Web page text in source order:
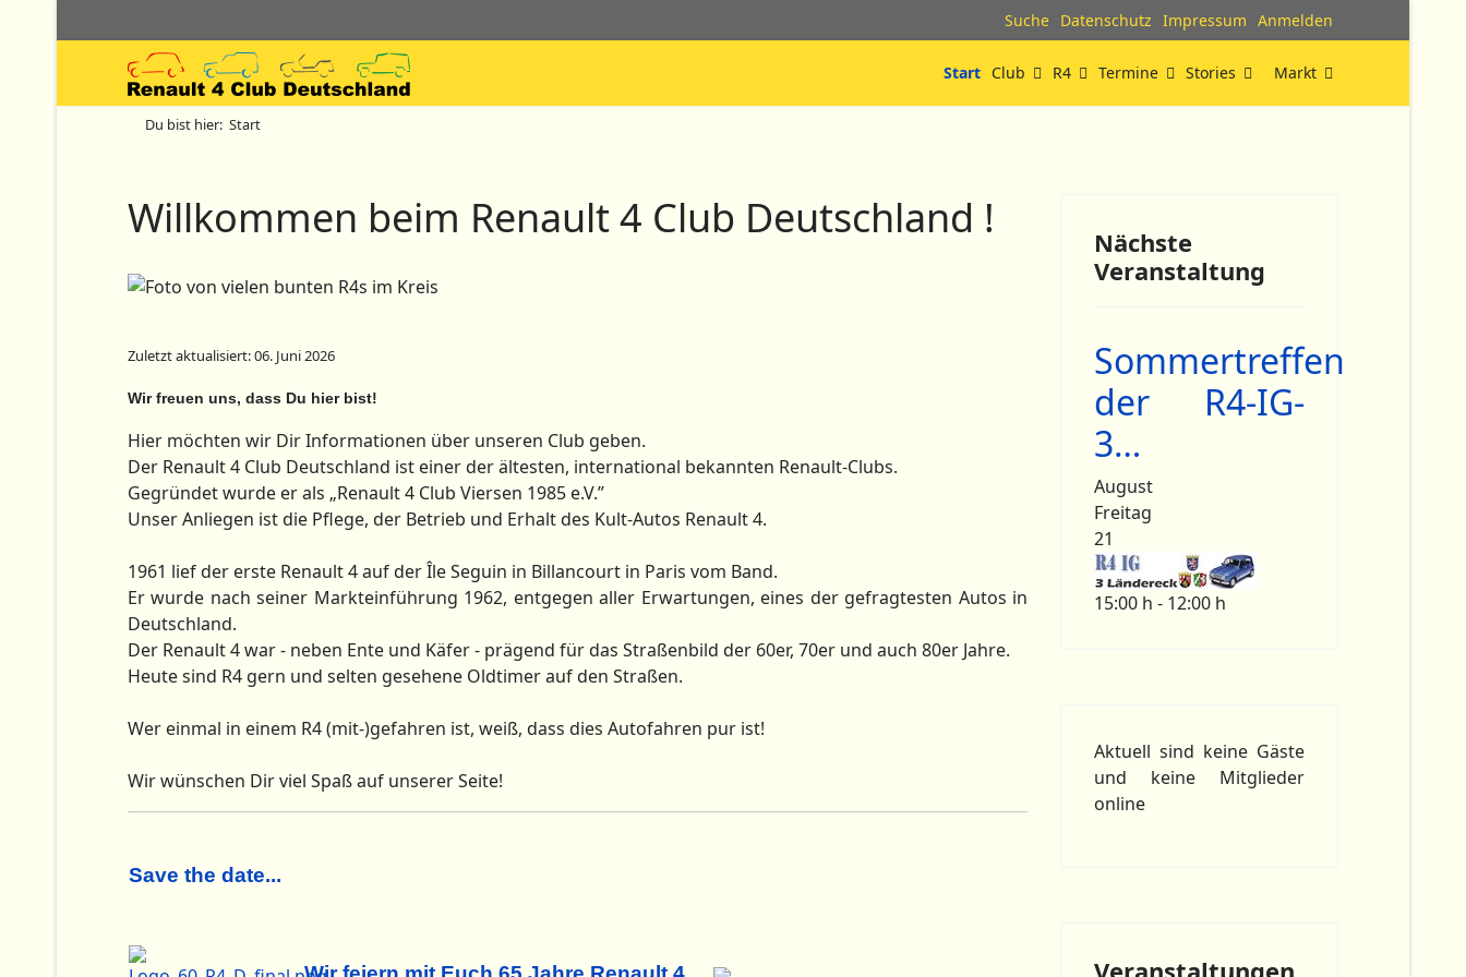
Suche Datenschutz Impressum Anmelden
Start Club R4 Termine Stories Markt
Du bist hier: Start
Willkommen beim Renault 4 Club Deutschland !
Zuletzt aktualisiert: 06. Juni 2026
Wir freuen uns, dass Du hier bist!
Hier möchten wir Dir Informationen über unseren Club geben.
Der Renault 4 Club Deutschland ist einer der ältesten, international bekannten Renault-Clubs.
Gegründet wurde er als „Renault 4 Club Viersen 1985 e.V.”
Unser Anliegen ist die Pflege, der Betrieb und Erhalt des Kult-Autos Renault 4.
1961 lief der erste Renault 4 auf der Île Seguin in Billancourt in Paris vom Band.
Er wurde nach seiner Markteinführung 1962, entgegen aller Erwartungen, eines der gefragtesten Autos in
Deutschland.
Der Renault 4 war - neben Ente und Käfer - prägend für das Straßenbild der 60er, 70er und auch 80er Jahre.
Heute sind R4 gern und selten gesehene Oldtimer auf den Straßen.
Wer einmal in einem R4 (mit-)gefahren ist, weiß, dass dies Autofahren pur ist!
Wir wünschen Dir viel Spaß auf unserer Seite!
Save the date...
Nächste
Veranstaltung
Sommertreffen
der R4-IG-
3…
August
Freitag
21
15:00 h - 12:00 h
Aktuell sind keine Gäste
und keine Mitglieder
online
Veranstaltungen